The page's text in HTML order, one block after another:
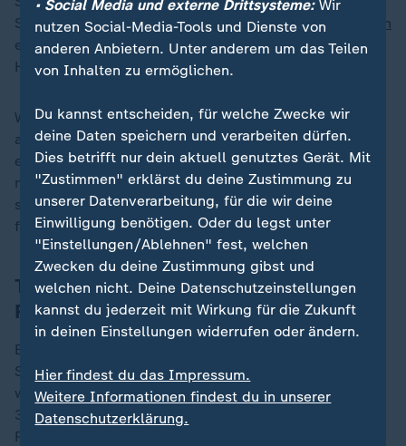
Sportarten mit Körperkontakt wie beispielsweise
Boxen
eigne er sich besser, sagt Fitnesstrainer Alex
Hindersmann.
Weiterer Vorteil: Der Akku des Smart-Rings muss nur
alle fünf bis sechs Tage aufgeladen werden. Während
einige Smartwatches täglich aufgeladen werden
müssen, hielten die getesteten Ringe vonSamsung
sowie beide Ringe von Oura ohne Trainingsmessung
fast eine Woche durch.
Testergebnisse im Detail: Wo Smart-
Ringe noch Schwächen zeigen
Ein "sehr gut" gibt es bei allen vier Ringen nur für
Stabilität und Verarbeitung. Die Fitnessfunktionen
wurden bei dem Helio-Ring von Amazfit und dem Ring
3 von Oura nur mit "ausreichend" bewertet, bei dem
Ring 4 von Oura sowie dem Galaxy Ring von Samsung
• Social Media und externe Drittsysteme:Wir
nutzen Social-Media-Tools und Dienste von
anderen Anbietern. Unter anderem um das Teilen
von Inhalten zu ermöglichen.
Du kannst entscheiden, für welche Zwecke wir
deine Daten speichern und verarbeiten dürfen.
Dies betrifft nur dein aktuell genutztes Gerät. Mit
"Zustimmen" erklärst du deine Zustimmung zu
unserer Datenverarbeitung, für die wir deine
Einwilligung benötigen. Oder du legst unter
"Einstellungen/Ablehnen" fest, welchen
Zwecken du deine Zustimmung gibst und
welchen nicht. Deine Datenschutzeinstellungen
kannst du jederzeit mit Wirkung für die Zukunft
in deinen Einstellungen widerrufen oder ändern.
Hier findest du das Impressum.
Weitere Informationen findest du in unserer
Datenschutzerklärung.